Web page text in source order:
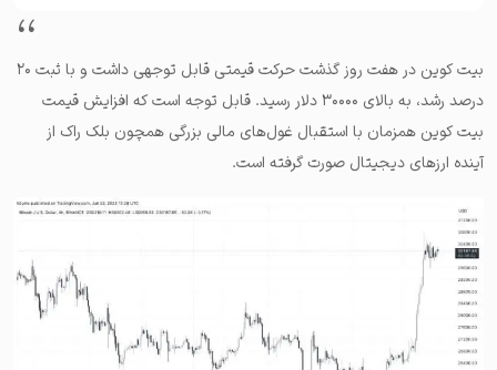
بیت کوین در هفت روز گذشت حرکت قیمتی قابل توجهی داشت و با ثبت ۲۰
درصد رشد، به بالای ۳۰۰۰۰ دلار رسید. قابل توجه است که افزایش قیمت
بیت کوین همزمان با استقبال غول‌های مالی بزرگی همچون بلک راک از
آینده ارزهای دیجیتال صورت گرفته است.